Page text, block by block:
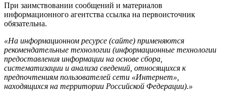
При заимствовании сообщений и материалов
информационного агентства ссылка на первоисточник
обязательна.
«На информационном ресурсе (сайте) применяются
рекомендательные технологии (информационные технологии
предоставления информации на основе сбора,
систематизации и анализа сведений, относящихся к
предпочтениям пользователей сети «Интернет»,
находящихся на территории Российской Федерации).»